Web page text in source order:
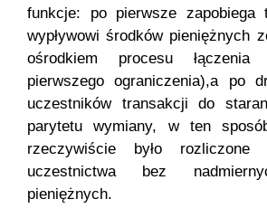
funkcje: po pierwsze zapobiega
wypływowi środków pieniężnych
ośrodkiem procesu
pierwszego ograniczenia),a po
uczestników transakcji do
parytetu wymiany, w ten
rzeczywiście było rozliczone
uczestnictwa bez
pieniężnych.